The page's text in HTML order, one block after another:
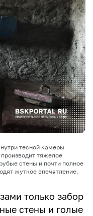
тесной камеры
тяжелое
стены и почти полное
жуткое впечатление.
только забор
стены и голые